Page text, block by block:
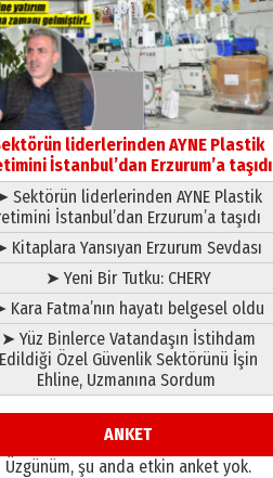
26 Mart 2026 Perşembe
Cem Bakırcı
Ardında bıraktığı hatıralarıyla
gönül adamı Faruk Terzioğlu!
13 Mayıs 2026 Çarşamba
Esat BİNDESEN
Başkan Sekmen’den Erzurum’a
bir vizyon proje daha!
02 Ağustos 2026 Pazar
liderlerinden AYNE Plastik
İstanbul’dan Erzurum’a taşıdı
Sektörün liderlerinden AYNE Plastik
İstanbul’dan Erzurum’a taşıdı
Kitaplara Yansıyan Erzurum Sevdası
➤ Yeni Bir Tutku: CHERY
Kara Fatma’nın hayatı belgesel oldu
➤ Yüz Binlerce Vatandaşın İstihdam
Edildiği Özel Güvenlik Sektörünü İşin
Ehline, Uzmanına Sordum
ANKET
Üzgünüm, şu anda etkin anket yok.